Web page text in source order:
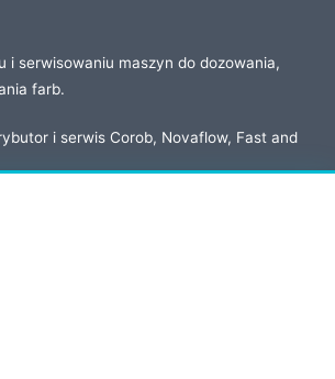
i serwisowaniu maszyn do dozowania,
farb.
i serwis Corob, Novaflow, Fast and
208